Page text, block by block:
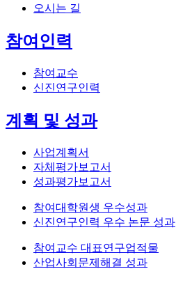
오시는 길
참여인력
참여교수
신진연구인력
계획 및 성과
사업계획서
자체평가보고서
성과평가보고서
참여대학원생 우수성과
신진연구인력 우수 논문 성과
참여교수 대표연구업적물
산업사회문제해결 성과